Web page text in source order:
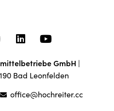
GmbH |
Bad Leonfelden
office@hochreiter.cc